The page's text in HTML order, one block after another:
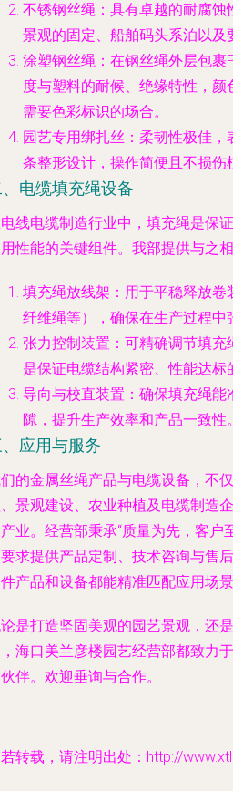
不锈钢丝绳 ：具有卓越的耐腐
景观的固定、船舶码头系泊以及
涂塑钢丝绳 ：在钢丝绳外层包
度与塑料的耐候、绝缘特性，
需要色彩标识的场合。
园艺专用绑扎丝 ：柔韧性极佳
条整形设计，操作简便且不损伤
电缆填充绳设备
线电缆制造行业中，填充绳是保
性能的关键组件。我部提供与之
填充绳放线架 ：用于平稳释放
纤维绳等），确保在生产过程
张力控制装置 ：可精确调节填
是保证电缆结构紧密、性能达标
导向与校直装置 ：确保填充绳
隙，提升生产效率和产品一致性。
应用与服务
的金属丝绳产品与电缆设备，不
景观建设、农业种植及电缆制造
业。经营部秉承“质量为先，客户
求提供产品定制、技术咨询与售
产品和设备都能精准匹配应用场
是打造坚固美观的园艺景观，还
海口美兰彦楼园艺经营部都致力
伴。欢迎垂询与合作。
转载，请注明出处：http://